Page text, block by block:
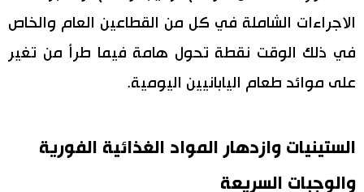
الاجراءات الشاملة في كل من القطاعين العام والخاص
في ذلك الوقت نقطة تحول هامة فيما طرأ من تغير
على موائد طعام اليابانيين اليومية.
الستينيات وازدهار المواد الغذائية الفورية
والوجبات السريعة